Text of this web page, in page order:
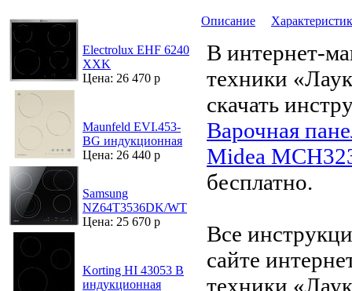
Electrolux EHF 6240
XXK
Цена: 26 470 р
Maunfeld EVI.453-
BG индукционная
Цена: 26 440 р
Samsung
NZ64T3536DK/WT
Цена: 25 670 р
Korting HI 43053 B
индукционная
Описание
В интернет-
техники
скачать
Варочная
Midea
бесплатно.
Все
сайте
техники